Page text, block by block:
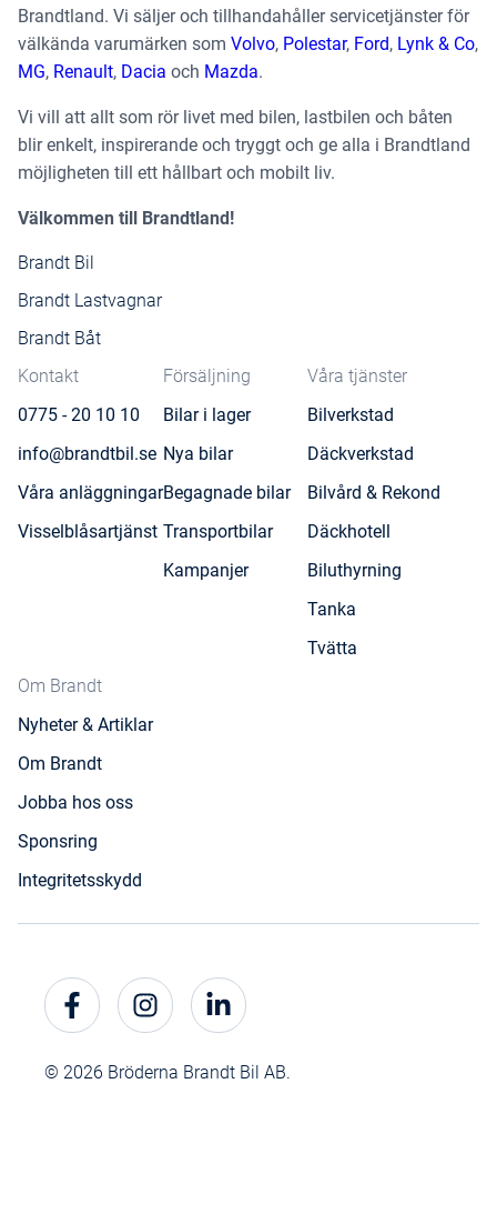
Brandtland. Vi säljer och tillhandahåller servicetjänster för
välkända varumärken som Volvo, Polestar, Ford, Lynk & Co,
MG, Renault, Dacia och Mazda.
Vi vill att allt som rör livet med bilen, lastbilen och båten
blir enkelt, inspirerande och tryggt och ge alla i Brandtland
möjligheten till ett hållbart och mobilt liv.
Välkommen till Brandtland!
Brandt Bil
Brandt Lastvagnar
Brandt Båt
Kontakt
0775 - 20 10 10
info@brandtbil.se
Våra anläggningar
Visselblåsartjänst
Försäljning
Bilar i lager
Nya bilar
Begagnade bilar
Transportbilar
Kampanjer
Våra tjänster
Bilverkstad
Däckverkstad
Bilvård & Rekond
Däckhotell
Biluthyrning
Tanka
Tvätta
Om Brandt
Nyheter & Artiklar
Om Brandt
Jobba hos oss
Sponsring
Integritetsskydd
© 2026 Bröderna Brandt Bil AB.